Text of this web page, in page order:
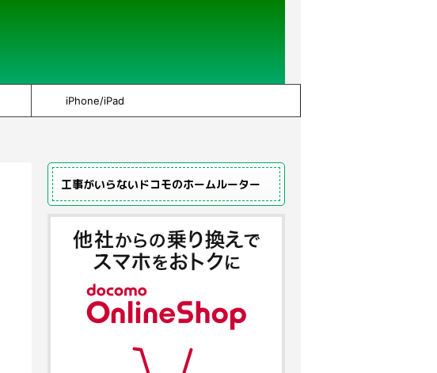
iPhone/iPad
工事がいらないドコモのホームルーター